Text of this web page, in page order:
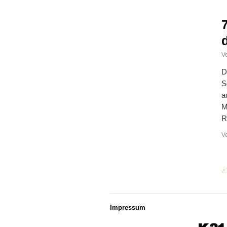
←
Impressum